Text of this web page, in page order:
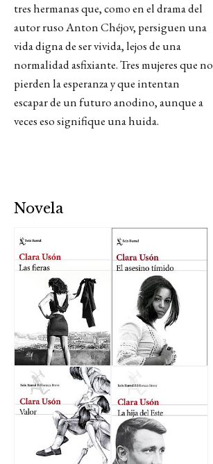
tres hermanas que, como en el drama del
autor ruso Anton Chéjov, persiguen una
vida digna de ser vivida, lejos de una
normalidad asfixiante. Tres mujeres que no
pierden la esperanza y que intentan
escapar de un futuro anodino, aunque a
veces eso signifique una huida.
Novela